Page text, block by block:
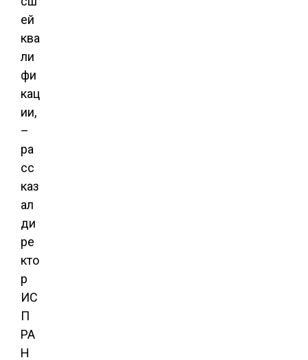
ей
ква
ли
фи
кац
ии,
–
ра
сс
каз
ал
ди
ре
кто
р
ИС
П
РА
Н